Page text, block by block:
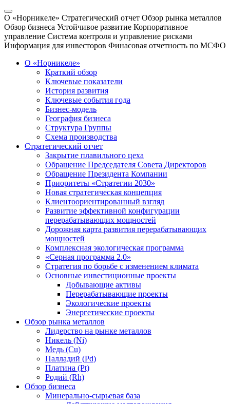
О «Норникеле» Стратегический отчет Обзор рынка металлов
Обзор бизнеса Устойчивое развитие Корпоративное
управление Система контроля и управление рисками
Информация для инвесторов Финасовая отчетность по МСФО
О «Норникеле»
Краткий обзор
Ключевые показатели
История развития
Ключевые события года
Бизнес-модель
География бизнеса
Структура Группы
Схема производства
Стратегический отчет
Закрытие плавильного цеха
Обращение Председателя Совета Директоров
Обращение Президента Компании
Приоритеты «Стратегии 2030»
Новая стратегическая концепция
Клиентоориентированный взгляд
Развитие эффективной конфигурации
перерабатывающих мощностей
Дорожная карта развития перерабатывающих
мощностей
Комплексная экологическая программа
«Серная программа 2.0»
Стратегия по борьбе с изменением климата
Основные инвестиционные проекты
Добывающие активы
Перерабатывающие проекты
Экологические проекты
Энергетические проекты
Обзор рынка металлов
Лидерство на рынке металлов
Никель (Ni)
Медь (Cu)
Палладий (Pd)
Платина (Pt)
Родий (Rh)
Обзор бизнеса
Минерально-сырьевая база